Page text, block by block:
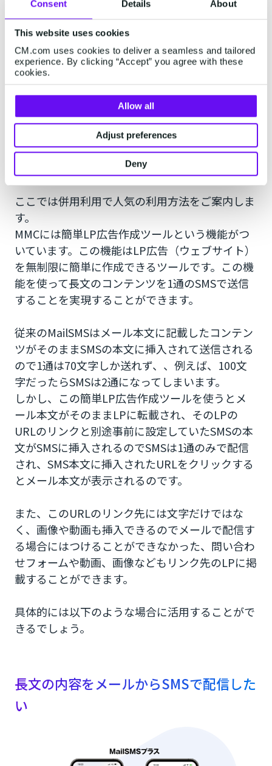
Consent Details About
This website uses cookies
CM.com uses cookies to deliver a seamless and tailored
experience. By clicking “Accept” you agree with these
cookies.
Allow all
Adjust preferences
Deny
ットがありますので、利用用途に合わせて利用す
ると良いでしょう。
3.関連サービスとの併用でやりたい
ことができる
MailSMS単体での利用ではなく、CM.comのサー
ビスの一つであるMMC(モバイルマーケティング
クラウド)と併用することでよりニーズにあった
利用方法が可能になります。
ここでは併用利用で人気の利用方法をご案内しま
す。
MMCには簡単LP広告作成ツールという機能がつ
いています。この機能はLP広告（ウェブサイト）
を無制限に簡単に作成できるツールです。この機
能を使って長文のコンテンツを1通のSMSで送信
することを実現することができます。
従来のMailSMSはメール本文に記載したコンテン
ツがそのままSMSの本文に挿入されて送信される
ので1通は70文字しか送れず、、例えば、100文
字だったらSMSは2通になってしまいます。
しかし、この簡単LP広告作成ツールを使うとメ
ール本文がそのままLPに転載され、そのLPの
URLのリンクと別途事前に設定していたSMSの本
文がSMSに挿入されるのでSMSは1通のみで配信
され、SMS本文に挿入されたURLをクリックする
とメール本文が表示されるのです。
また、このURLのリンク先には文字だけではな
く、画像や動画も挿入できるのでメールで配信す
る場合にはつけることができなかった、問い合わ
せフォームや動画、画像などもリンク先のLPに掲
載することができます。
具体的には以下のような場合に活用することがで
きるでしょう。
長文の内容をメールからSMSで配信した
い